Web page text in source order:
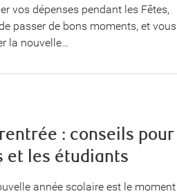
vos dépenses pendant les Fêtes,
passer de bons moments, et vous
la nouvelle…
: conseils pour
et les étudiants
année scolaire est le moment